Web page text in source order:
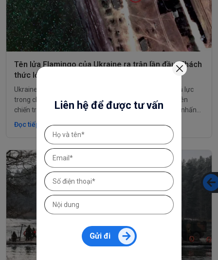
Tên lửa Flamingo của Ukraine ra trận lần đầu: Thách
thức lớn đối với Nga
Ukraine đã khẳng định rằng tên lửa Flamingo, vũ khí chủ lực
trong chiến tranh, đã lần đầu tiên hoạt động hiệu quả trên
chiến trường. Tổng thống Ukraine Volodymyr Zelensky nhấn
mạnh rằng đây là một bước tiến quan trọng trong việc đối phó
với những mối đe dọa từ Nga.
Đọc tiếp